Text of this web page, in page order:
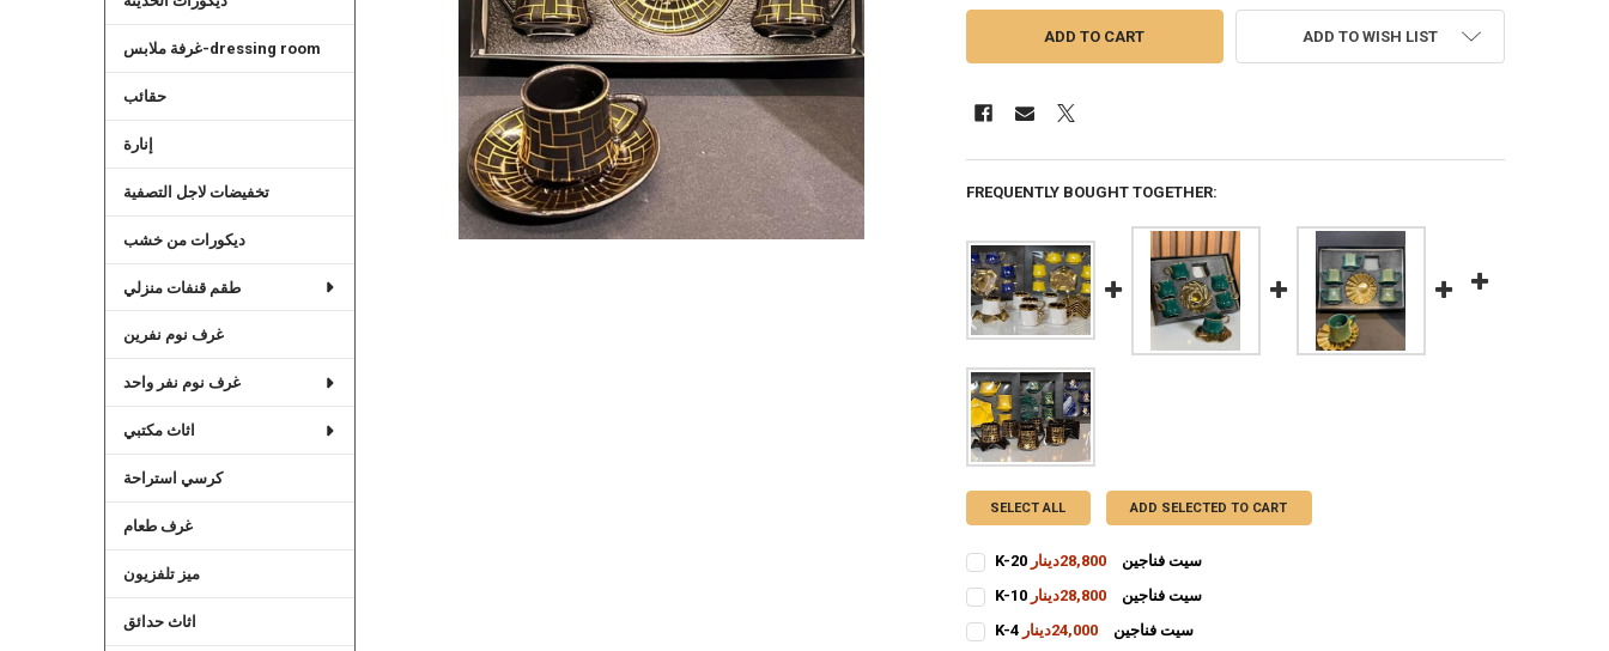
غرفة ملابس-dressing room
حقائب
إنارة
تخفيضات لاجل التصفية
ديكورات من خشب
طقم قنفات منزلي
غرف نوم نفرين
غرف نوم نفر واحد
اثاث مكتبي
كرسي استراحة
غرف طعام
ميز تلفزيون
اثاث حدائق
ADD TO WISH LIST
FREQUENTLY BOUGHT TOGETHER:
SELECT ALL ADD SELECTED TO CART
K-20 سيت فناجين
28,800دينار
STOCK:
K-10 سيت فناجين
28,800دينار
STOCK:
K-4 سيت فناجين
24,000دينار